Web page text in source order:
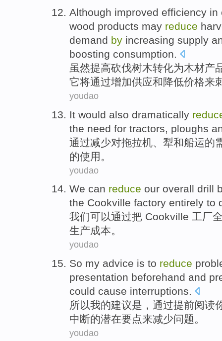
Although improved efficiency in
wood products may reduce
demand by increasing supply
boosting consumption.
虽然提高砍伐树木转化为木材产
它将通过增加供应和降低价格来
youdao
It would also dramatically
the need for tractors ploughs
通过减少对拖拉机 犁和船运的
的使用 。
youdao
We can reduce our overall drill
the Cookville factory entirely to
我们可以通过把 Cookville 工厂
生产成本。
youdao
So my advice is to reduce
presentation beforehand and
could cause interruptions.
所以我的建议是 ， 通过提前阅读
中断的潜在要点来减少问题。
youdao